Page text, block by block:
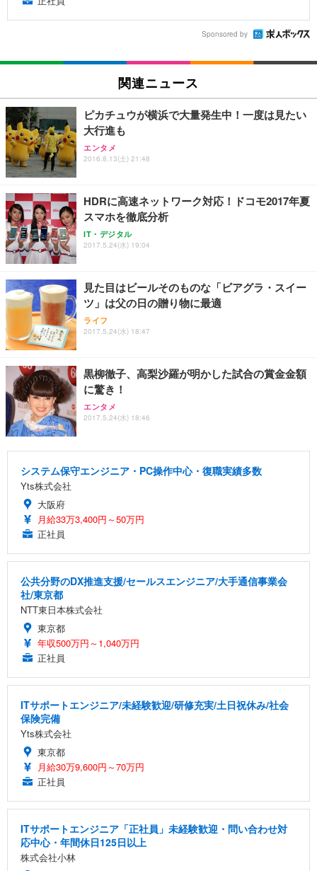
Sponsored by
関連ニュース
ピカチュウが横浜で大量発生中！一度は見たい
大行進も
エンタメ
2016.8.13(土) 21:48
HDRに高速ネットワーク対応！ドコモ2017年夏
スマホを徹底分析
IT・デジタル
2017.5.24(水) 19:04
見た目はビールそのものな「ビアグラ・スイー
ツ」は父の日の贈り物に最適
ライフ
2017.5.24(水) 18:47
黒柳徹子、高梨沙羅が明かした試合の賞金金額
に驚き！
エンタメ
2017.5.24(水) 18:46
システム保守エンジニア・PC操作中心・復職実績多数
Yts株式会社
大阪府
月給33万3,400円～50万円
正社員
公共分野のDX推進支援/セールスエンジニア/大手通信事業会
社/東京都
NTT東日本株式会社
東京都
年収500万円～1,040万円
正社員
ITサポートエンジニア/未経験歓迎/研修充実/土日祝休み/社会
保険完備
Yts株式会社
東京都
月給30万9,600円～70万円
正社員
ITサポートエンジニア「正社員」未経験歓迎・問い合わせ対
応中心・年間休日125日以上
株式会社小林